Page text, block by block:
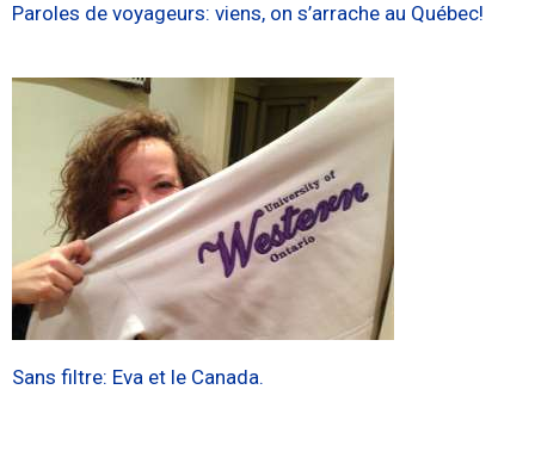
Paroles de voyageurs: viens, on s’arrache au Québec!
Sans filtre: Eva et le Canada.